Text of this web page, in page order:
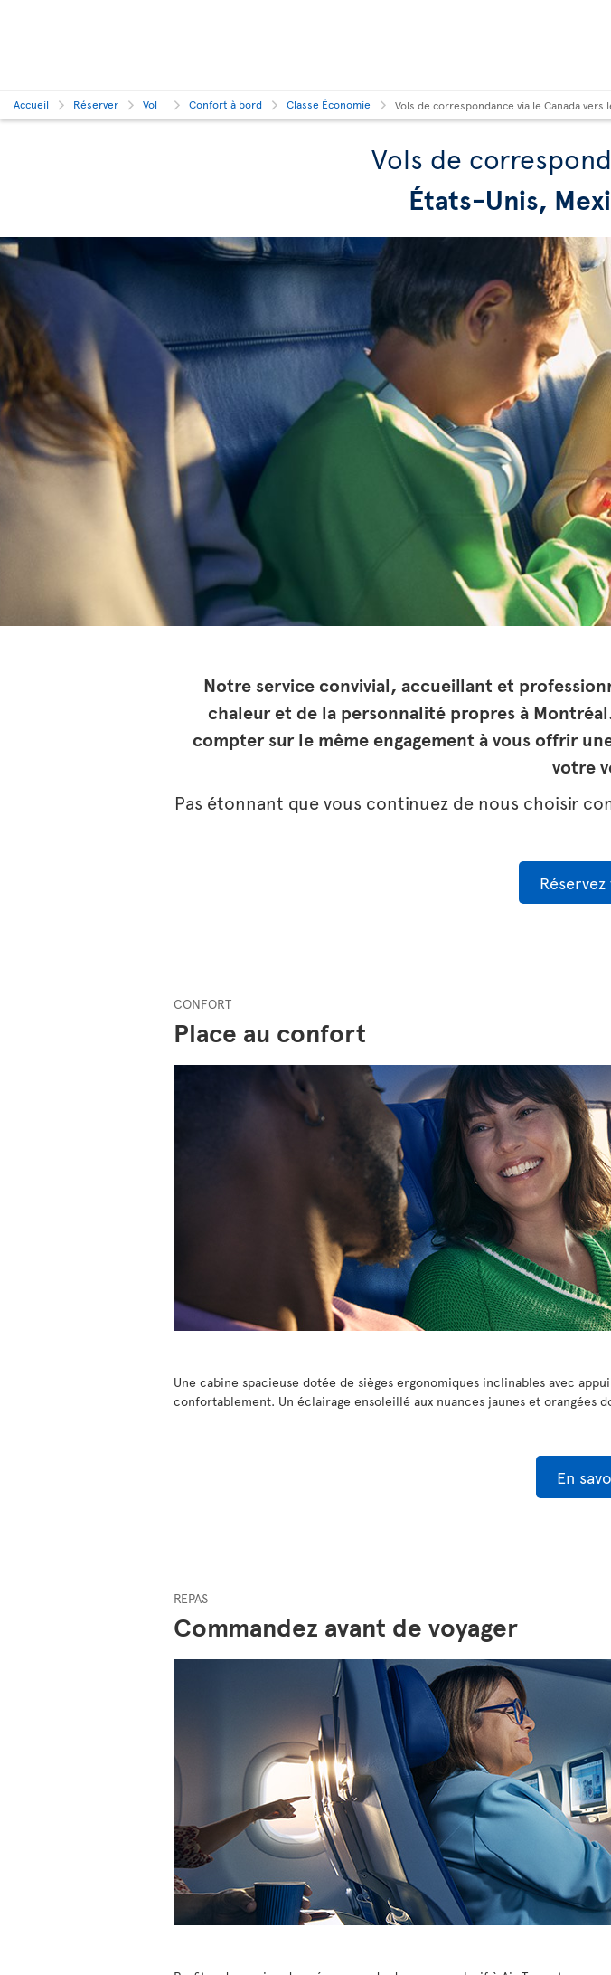
Accueil Réserver Vol Confort à bord Classe Économie Vols de correspondance via le Canada
Vols de
États-Unis,
Notre service convivial, accueillant et
chaleur et de la personnalité propres à
compter sur le même engagement à vous offrir
votre
Pas étonnant que vous continuez de nous choisir
CONFORT
Place au confort
Une cabine spacieuse dotée de sièges ergonomiques inclinables avec
confortablement. Un éclairage ensoleillé aux nuances jaunes et orangées
En
REPAS
Commandez avant de voyager